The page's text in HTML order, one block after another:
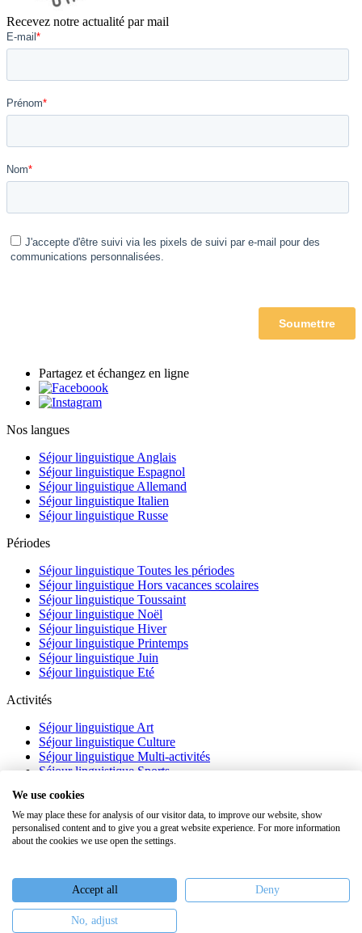
Recevez notre actualité par mail
Partagez et échangez en ligne
Nos langues
Séjour linguistique Anglais
Séjour linguistique Espagnol
Séjour linguistique Allemand
Séjour linguistique Italien
Séjour linguistique Russe
Périodes
Séjour linguistique Toutes les périodes
Séjour linguistique Hors vacances scolaires
Séjour linguistique Toussaint
Séjour linguistique Noël
Séjour linguistique Hiver
Séjour linguistique Printemps
Séjour linguistique Juin
Séjour linguistique Eté
Activités
Séjour linguistique Art
Séjour linguistique Culture
Séjour linguistique Multi-activités
Séjour linguistique Sports
À propos
FAQ
Webinaires
Nous recrutons
Keiron Education -Assurances Plan du site
We use cookies
We may place these for analysis of our visitor data, to improve our website, show
personalised content and to give you a great website experience. For more information
about the cookies we use open the settings.
Accept all Deny
No, adjust